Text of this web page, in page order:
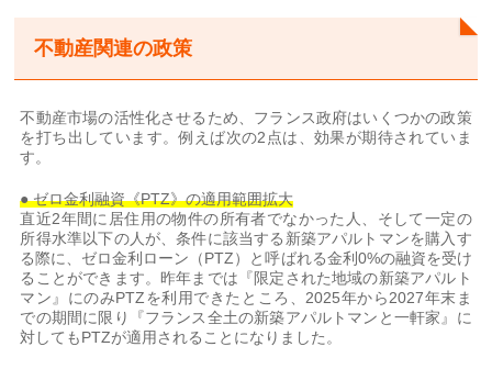
不動産関連の政策
不動産市場の活性化させるため、フランス政府はいくつかの政策
を打ち出しています。例えば次の2点は、効果が期待されていま
す。
● ゼロ金利融資《PTZ》の適用範囲拡大
直近2年間に居住用の物件の所有者でなかった人、そして一定の
所得水準以下の人が、条件に該当する新築アパルトマンを購入す
る際に、ゼロ金利ローン（PTZ）と呼ばれる金利0%の融資を受け
ることができます。昨年までは『限定された地域の新築アパルト
マン』にのみPTZを利用できたところ、2025年から2027年末ま
での期間に限り『フランス全土の新築アパルトマンと一軒家』に
対してもPTZが適用されることになりました。